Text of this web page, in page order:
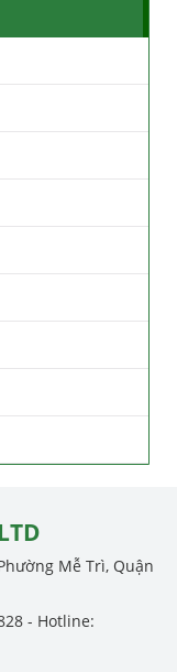
Mễ Trì, Quận
- Hotline: